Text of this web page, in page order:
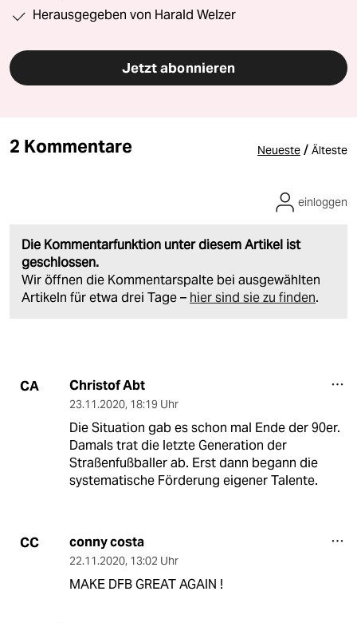
Herausgegeben von Harald Welzer
Jetzt abonnieren
2 Kommentare Neueste / Älteste
Die Kommentarfunktion unter diesem Artikel ist
geschlossen.
Wir öffnen die Kommentarspalte bei ausgewählten
Artikeln für etwa drei Tage – hier sind sie zu finden.
einloggen
CA Christof Abt
23.11.2020, 18:19 Uhr
Die Situation gab es schon mal Ende der 90er.
Damals trat die letzte Generation der
Straßenfußballer ab. Erst dann begann die
systematische Förderung eigener Talente.
CC conny costa
22.11.2020, 13:02 Uhr
MAKE DFB GREAT AGAIN !